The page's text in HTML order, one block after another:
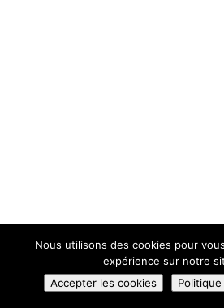
Nous utilisons des cookies pour
expérience sur notre
Accepter les cookies